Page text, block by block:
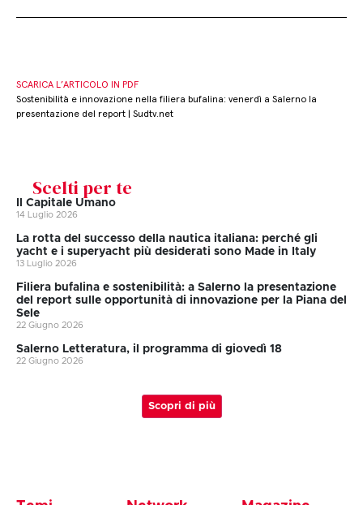
SCARICA L’ARTICOLO IN PDF
Sostenibilità e innovazione nella filiera bufalina: venerdì a Salerno la
presentazione del report | Sudtv.net
Scelti per te
Il Capitale Umano
14 Luglio 2026
La rotta del successo della nautica italiana: perché gli
yacht e i superyacht più desiderati sono Made in Italy
13 Luglio 2026
Filiera bufalina e sostenibilità: a Salerno la presentazione
del report sulle opportunità di innovazione per la Piana del
Sele
22 Giugno 2026
Salerno Letteratura, il programma di giovedì 18
22 Giugno 2026
Scopri di più